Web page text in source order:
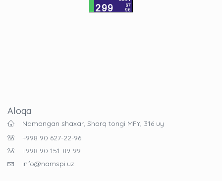
Aloqa
Namangan shaxar, Sharq tongi MFY, 316 uy
+998 90 627-22-96
+998 90 151-89-99
info@namspi.uz